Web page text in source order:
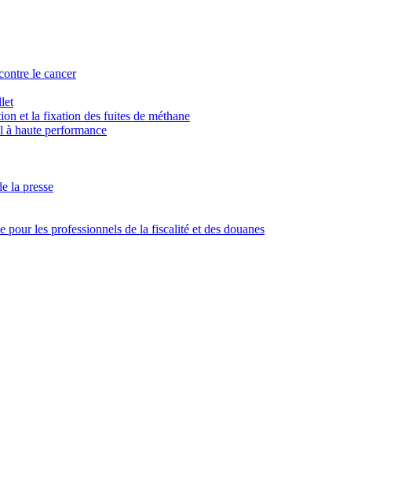
le cancer
et la fixation des fuites de méthane
à haute performance
la presse
pour les professionnels de la fiscalité et des douanes